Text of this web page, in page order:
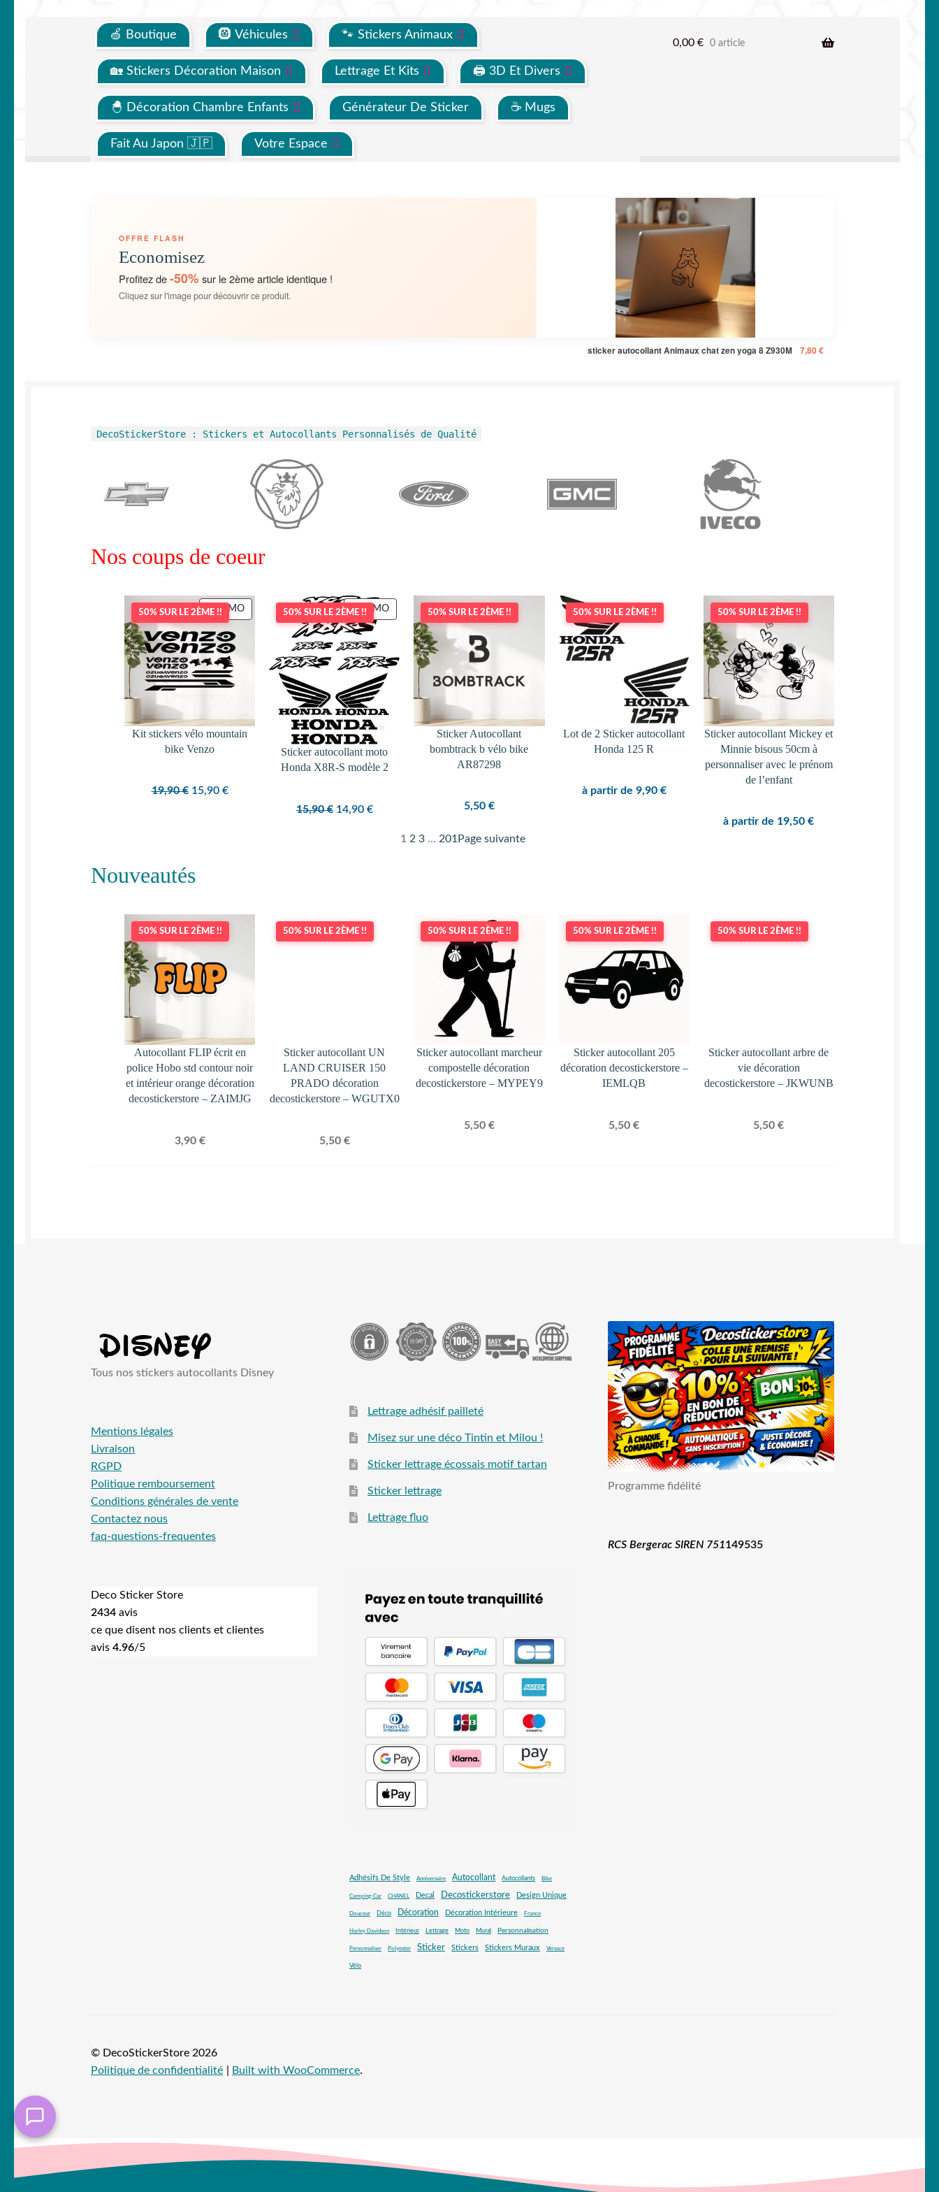
🍏 Boutique 🛞 Véhicules 🐾 Stickers Animaux
🏡 Stickers Décoration Maison Lettrage Et Kits 🖨 3D Et Divers
🐣 Décoration Chambre Enfants Générateur De Sticker ☕ Mugs
Fait Au Japon 🇯🇵 Votre Espace
0,00 € 0 article
OFFRE FLASH
Economisez
Profitez de-50%sur le 2ème article identique !
Cliquez sur l'image pour découvrir ce produit.
sticker autocollant Animaux chat zen yoga 8 Z930M 7,80 €
DecoStickerStore : Stickers et Autocollants Personnalisés de Qualité
Nos coups de coeur
50% SUR LE 2ÈME !!PROMOPRODUIT
PROMOTION
Kit stickers vélo mountain
bike Venzo
19,90€ Le
15,90 €Le
50% SUR LE 2ÈME !!PROMOPRODUIT
PROMOTION
Sticker autocollant moto
Honda X8R-S modèle 2
15,90€ Le
14,90 €Le
actuel
50% SUR LE 2ÈME !!
Sticker Autocollant
bombtrack b vélo bike
AR87298
5,50 €
50% SUR LE 2ÈME !!
Lot de 2 Sticker autocollant
Honda 125 R
à partir de 9,90 €
50% SUR LE 2ÈME !!
Sticker autocollant Mickey et
Minnie bisous 50cm à
personnaliser avec le prénom
de l’enfant
à partir de 19,50€
1 2 3 … 201Page suivante
Nouveautés
50% SUR LE 2ÈME !!
Autocollant FLIP écrit en
police Hobo std contour noir
et intérieur orange décoration
decostickerstore – ZAIMJG
3,90 €
50% SUR LE 2ÈME !!
Sticker autocollant UN
LAND CRUISER 150
PRADO décoration
decostickerstore – WGUTX0
5,50 €
50% SUR LE 2ÈME !!
Sticker autocollant marcheur
compostelle décoration
decostickerstore – MYPEY9
5,50 €
50% SUR LE 2ÈME !!
Sticker autocollant 205
décoration decostickerstore –
IEMLQB
5,50€
50% SUR LE 2ÈME !!
Sticker autocollant arbre de
vie décoration
decostickerstore – JKWUNB
5,50€
Tous nos stickers autocollants Disney
Mentions légales
Livraison
RGPD
Politique remboursement
Conditions générales de vente
Contactez nous
faq-questions-frequentes
Deco Sticker Store
2434 avis
ce que disent nos clients et clientes
avis4.96/5
Lettrage adhésif pailleté
Misez sur une déco Tintin et Milou !
Sticker lettrage écossais motif tartan
Sticker lettrage
Lettrage fluo
Adhésifs De Style Anniversaire Autocollant Autocollants Bike
Camping-Car CHANEL Decal Decostickerstore Design Unique
Douceur Déco Décoration Décoration Intérieure France
Harley Davidson Intérieur Lettrage Moto Mural Personnalisation
Personnaliser Polyester Sticker Stickers Stickers Muraux Versace
Vélo
Programme fidélité
RCS Bergerac SIREN 751149535
© DecoStickerStore 2026
Politique de confidentialité
Built with WooCommerce.